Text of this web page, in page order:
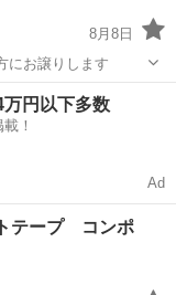
8月8日
にお譲りします
ソニー
万円以下多数
！
Ad
テープ コンポ